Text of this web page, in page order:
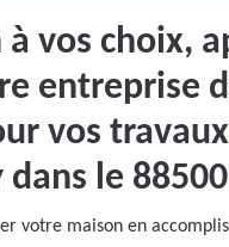
vos choix,
entreprise
vos
le
votre maison en